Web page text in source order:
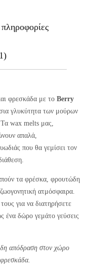
φρεσκάδα με το Berry
γλυκύτητα των μούρων
Τα wax melts μας,
απαλά,
που θα γεμίσει τον
τα φρέσκα, φρουτώδη
ατμόσφαιρα.
για να διατηρήσετε
ένα δώρο γεμάτο γεύσεις
απόδραση στον χώρο